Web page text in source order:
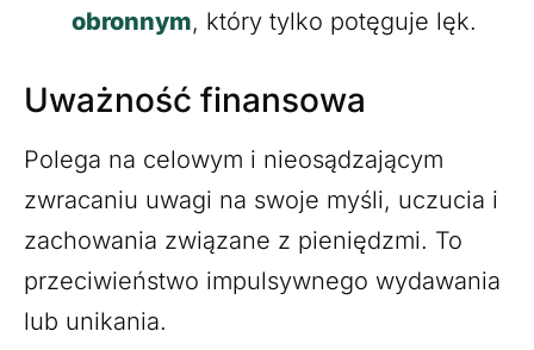
obronnym, który tylko potęguje lęk.
Uważność finansowa
Polega na celowym i nieosądzającym
zwracaniu uwagi na swoje myśli, uczucia i
zachowania związane z pieniędzmi. To
przeciwieństwo impulsywnego wydawania
lub unikania.